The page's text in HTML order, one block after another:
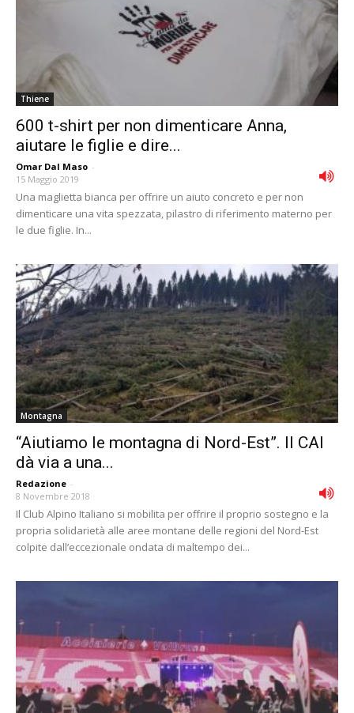
Thiene
600 t-shirt per non dimenticare Anna,
aiutare le figlie e dire...
Omar Dal Maso -
15 Maggio 2019
Una maglietta bianca per offrire un aiuto concreto e per non
dimenticare una vita spezzata, pilastro di riferimento materno per
le due figlie. In...
Montagna
“Aiutiamo le montagna di Nord-Est”. Il CAI
dà via a una...
Redazione -
8 Novembre 2018
Il Club Alpino Italiano si mobilita per offrire il proprio sostegno e la
propria solidarietà alle aree montane delle regioni del Nord-Est
colpite dall’eccezionale ondata di maltempo dei...